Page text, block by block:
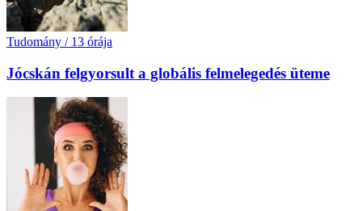
Tudomány / 13 órája
Jócskán felgyorsult a globális felmelegedés üteme